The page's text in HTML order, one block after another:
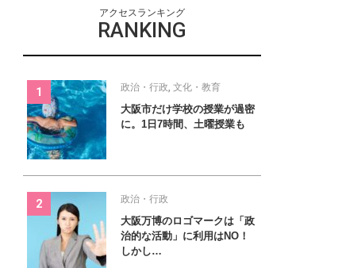
アクセスランキング
RANKING
政治・行政, 文化・教育
大阪市だけ学校の授業が過密
に。1日7時間、土曜授業も
政治・行政
大阪万博のロゴマークは「政
治的な活動」に利用はNO！
しかし…